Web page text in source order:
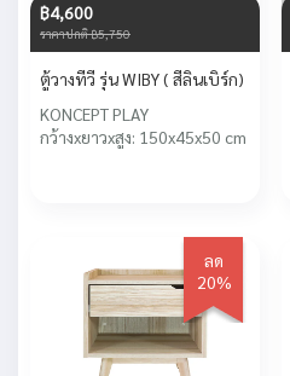
฿4,600
ราคาปกติ ฿5,750
ตู้วางทีวี รุ่น WIBY ( สีลินเบิร์ก)
KONCEPT PLAY
กว้างxยาวxสูง: 150x45x50 cm
ลด
20%